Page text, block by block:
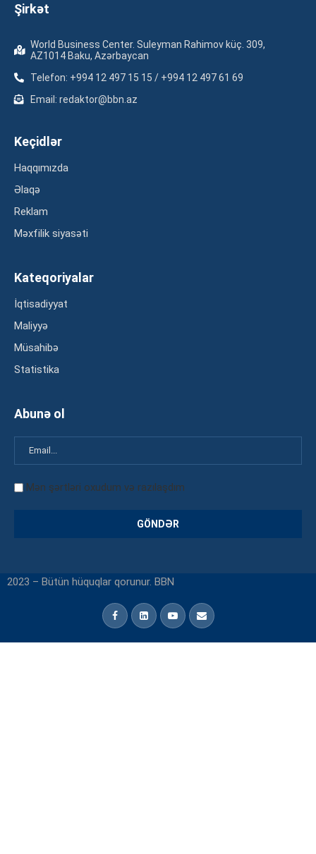
Şirkət
World Business Center. Suleyman Rahimov küç. 309,
AZ1014 Baku, Azərbaycan
Telefon: +994 12 497 15 15 / +994 12 497 61 69
Email: redaktor@bbn.az
Keçidlər
Haqqımızda
Əlaqə
Reklam
Məxfilik siyasəti
Kateqoriyalar
İqtisadiyyat
Maliyyə
Müsahibə
Statistika
Abunə ol
Mən şərtləri oxudum və razılaşdım
2023 – Bütün hüquqlar qorunur. BBN